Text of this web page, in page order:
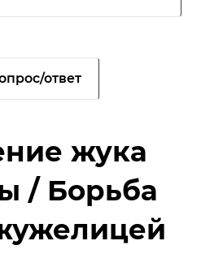
ответ
жука
/ Борьба